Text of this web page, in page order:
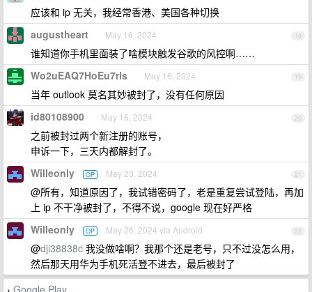
应该和 ip 无关，我经常香港、美国各种切换
18
augustheart May 16, 2024
谁知道你手机里面装了啥模块触发谷歌的风控啊……
19
Wo2uEAQ7HoEu7rls May 16, 2024
当年 outlook 莫名其妙被封了，没有任何原因
20
id80108900 May 16, 2024
之前被封过两个新注册的账号，
申诉一下，三天内都解封了。
21
Willeonly OP May 20, 2024
@所有，知道原因了，我试错密码了，老是重复尝试登陆，再加
上 ip 不干净被封了，不得不说，google 现在好严格
22
Willeonly OP May 26, 2024 via Android
@dji38838c 我没做啥啊？我那个还是老号，只不过没怎么用，
然后那天用华为手机死活登不进去，最后被封了
Google Play